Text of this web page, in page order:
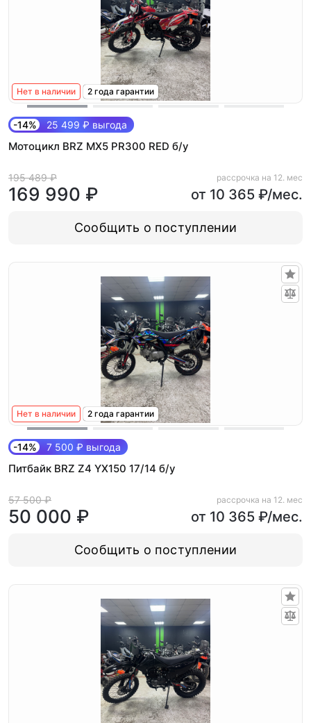
Нет в наличии 2 года гарантии
-14% 25 499 ₽ выгода
Мотоцикл BRZ MX5 PR300 RED б/у
195 489 ₽
169 990 ₽
рассрочка на 12. мес
от 10 365 ₽/мес.
Сообщить о поступлении
Нет в наличии 2 года гарантии
-14% 7 500 ₽ выгода
Питбайк BRZ Z4 YX150 17/14 б/у
57 500 ₽
50 000 ₽
рассрочка на 12. мес
от 10 365 ₽/мес.
Сообщить о поступлении